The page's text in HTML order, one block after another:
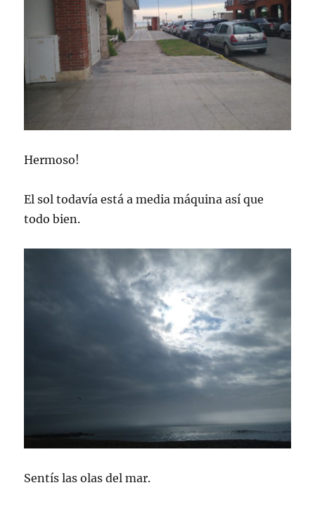
Hermoso!
El sol todavía está a media máquina así que
todo bien.
Sentís las olas del mar.